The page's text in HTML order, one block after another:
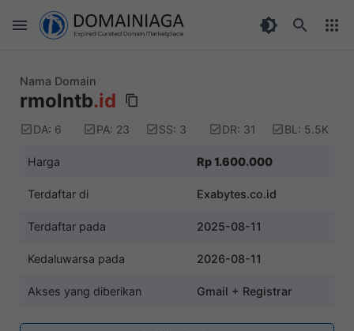
Nama Domain
rmolntb.id
DA: 6 PA: 23 SS: 3 DR: 31 BL: 5.5K
Harga Rp 1.600.000
Terdaftar di Exabytes.co.id
Terdaftar pada 2025-08-11
Kedaluwarsa pada 2026-08-11
Akses yang diberikan Gmail + Registrar